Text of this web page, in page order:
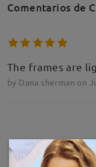
Comentarios de
The frames are
by Dana sherman on
Good